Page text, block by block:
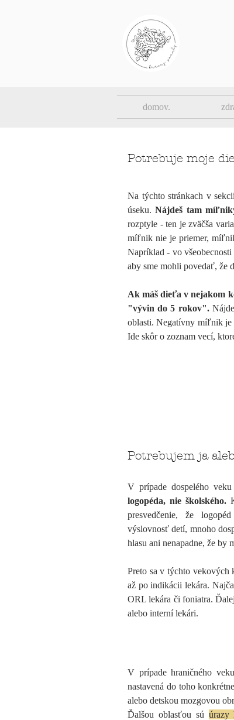
domov.
Potrebuje moje
Na týchto stránkach v sekcii
úseku.Nájdeš tam
rozptyle - ten je zväčša
míľnik nie je priemer,
Napríklad - vo
aby sme mohli povedať, že
Ak máš dieťa v nejakom
"vývin do 5 rokov".
oblasti. Negatívny míľnik je
Ide skôr o zoznam vecí,
Potrebujem ja
V prípade dospelého
logopéda, nie školského.
presvedčenie, že
výslovnosť detí, mnoho
hlasu ani nenapadne, že by
Preto sa v týchto vekových
až po indikácii lekára.
ORL lekára či foniatra.
alebo interní lekári.
V prípade hraničného
nastavená do toho
alebo detskou mozgovou
Ďalšou oblasťou sú úrazy